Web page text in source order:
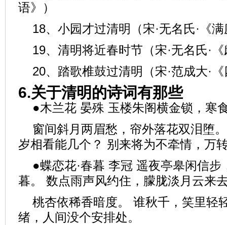
语》）
18、小园才过清明（宋·无名氏·《
19、清明将近春时节（宋·无名氏·
20、踏歌椎鼓过清明（宋·范成大·
6.关于清明的诗词有那些
●木兰花 晏殊 玉楼朱阁横金锁，寒
窗间斜月两眉愁，帘外落花双泪堕
岁相看能几个？ 别来将为不牵情，万
●蝶恋花·春暮 李冠 遥夜亭皋闲信
暮。 数点雨声风约住，朦胧淡月云来
桃杏依稀香暗度。 谁秋千，笑里轻
绪，人间没个安排处。